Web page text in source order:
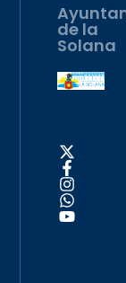
de la
Solana